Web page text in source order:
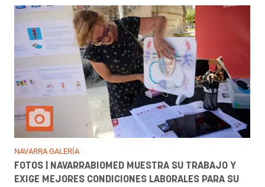
NAVARRA GALERÍA
FOTOS | NAVARRABIOMED MUESTRA SU TRABAJO Y
EXIGE MEJORES CONDICIONES LABORALES PARA SU